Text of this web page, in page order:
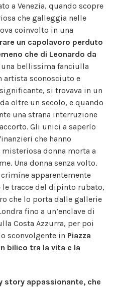
a Venezia, quando scopre
che galleggia nelle
coinvolto in una
un capolavoro perduto
che di Leonardo da
bellissima fanciulla
artista sconosciuto e
si trovava in un
oltre un secolo, e quando
una strana interruzione
Gli unici a saperlo
che hanno
donna morta a
Una donna senza volto.
apparentemente
le tracce del dipinto rubato,
che lo porta dalle gallerie
fino a un’enclave di
Costa Azzurra, per poi
sconvolgente in Piazza
bilico tra la vita e la
story appassionante, che